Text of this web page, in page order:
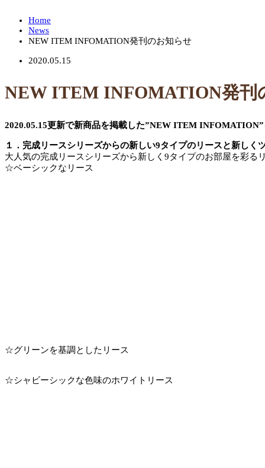
Home
News
NEW ITEM INFOMATION発刊のお知らせ
2020.05.15
NEW ITEM INFOMATION発刊
2020.05.15更新で新商品を掲載した”NEW ITEM
１．完成リースシリーズからの新しい9タイプのリースと新しく
大人気の完成リースシリーズから新しく9タイプのお部屋を彩る
☆ベーシックなリース
☆グリーンを基調としたリース
☆シャビーシックな色味のホワイトリース